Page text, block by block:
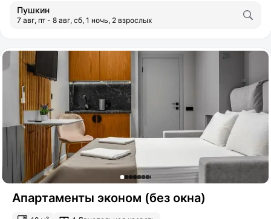
Пушкин
7 авг, пт - 8 авг, сб, 1 ночь, 2 взрослых
Апартаменты эконом (без окна)